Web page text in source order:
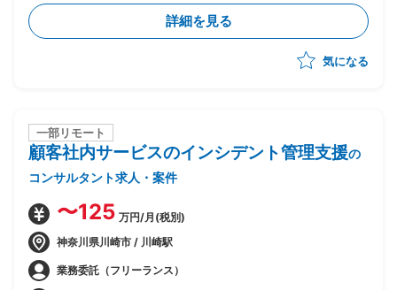
りまわっているかチェックし、適宜改善活動を実施
・また、上記必要に応じて考慮不足の再検討、設計改定
も実施
・現場へのヒアリング対応
詳細を見る
気になる
一部リモート
顧客社内サービスのインシデント管理支援の
コンサルタント求人・案件
〜125 万円/月(税別)
神奈川県川崎市 / 川崎駅
業務委託（フリーランス）